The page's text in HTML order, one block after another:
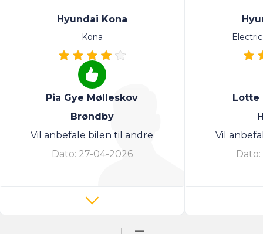
Hyundai Kona
Kona
Pia Gye Mølleskov
Brøndby
Vil anbefale bilen til andre
Dato: 27-04-2026
Lotte
Vil
Dato: